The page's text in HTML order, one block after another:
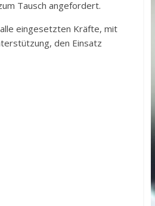
Tausch angefordert.
eingesetzten Kräfte, mit
den Einsatz